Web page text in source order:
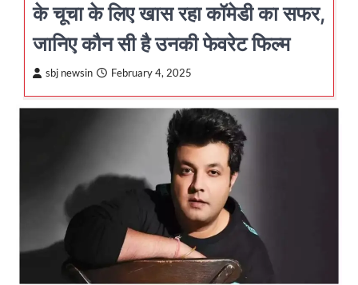
के चूचा के लिए खास रहा कॉमेडी का सफर,
जानिए कौन सी है उनकी फेवरेट फिल्म
sbj newsin February 4, 2025